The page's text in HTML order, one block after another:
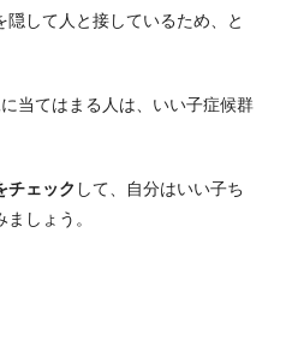
して人と接しているため、と
当てはまる人は、いい子症候群
チェック して、自分はいい子ち
しょう。